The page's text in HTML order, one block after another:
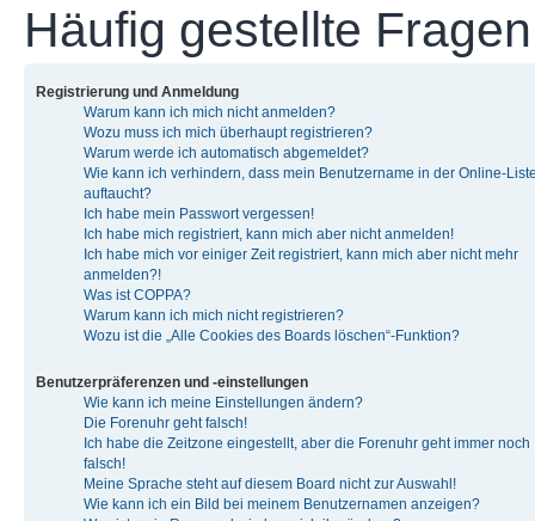
Häufig gestellte Fragen
Registrierung und Anmeldung
Warum kann ich mich nicht anmelden?
Wozu muss ich mich überhaupt registrieren?
Warum werde ich automatisch abgemeldet?
Wie kann ich verhindern, dass mein Benutzername in der Online-
auftaucht?
Ich habe mein Passwort vergessen!
Ich habe mich registriert, kann mich aber nicht anmelden!
Ich habe mich vor einiger Zeit registriert, kann mich aber nicht mehr
anmelden?!
Was ist COPPA?
Warum kann ich mich nicht registrieren?
Wozu ist die „Alle Cookies des Boards löschen“-Funktion?
Benutzerpräferenzen und -einstellungen
Wie kann ich meine Einstellungen ändern?
Die Forenuhr geht falsch!
Ich habe die Zeitzone eingestellt, aber die Forenuhr geht immer noch
falsch!
Meine Sprache steht auf diesem Board nicht zur Auswahl!
Wie kann ich ein Bild bei meinem Benutzernamen anzeigen?